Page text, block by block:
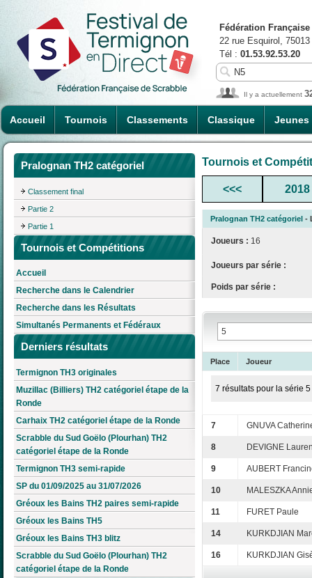
Accueil Tournois Classements Classique Jeunes
Fédération
22 rue Esquirol,
Tél : 01.53.92.53.20
Il y a actuellement
Pralognan TH2 catégoriel
Classement final
Partie 2
Partie 1
Tournois et Compétitions
Accueil
Recherche dans le Calendrier
Recherche dans les Résultats
Simultanés Permanents et Fédéraux
Derniers résultats
Termignon TH3 originales
Muzillac (Billiers) TH2 catégoriel étape de la
Ronde
Carhaix TH2 catégoriel étape de la Ronde
Scrabble du Sud Goëlo (Plourhan) TH2
catégoriel étape de la Ronde
Termignon TH3 semi-rapide
SP du 01/09/2025 au 31/07/2026
Gréoux les Bains TH2 paires semi-rapide
Gréoux les Bains TH5
Gréoux les Bains TH3 blitz
Scrabble du Sud Goëlo (Plourhan) TH2
catégoriel étape de la Ronde
Tournois et
<<< 2018
Pralognan TH2 catégoriel -
Joueurs : 16
Joueurs par série :
Poids par série :
Place Joueur
7 résultats pour la série 5
7 GNUVA
8 DEVIGNE
9 AUBERT
10 MALESZKA
11 FURET Paule
14 KURKDJIAN
16 KURKDJIAN